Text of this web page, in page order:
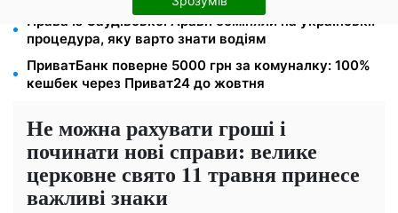
Права із Саудівської Аравії обміняли на українські:
процедура, яку варто знати водіям
ПриватБанк поверне 5000 грн за комуналку: 100%
кешбек через Приват24 до жовтня
Не можна рахувати гроші і
починати нові справи: велике
церковне свято 11 травня принесе
важливі знаки